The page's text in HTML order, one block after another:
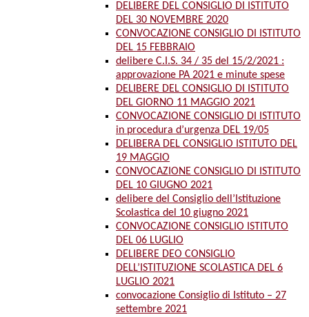
DELIBERE DEL CONSIGLIO DI ISTITUTO
DEL 30 NOVEMBRE 2020
CONVOCAZIONE CONSIGLIO DI ISTITUTO
DEL 15 FEBBRAIO
delibere C.I.S. 34 / 35 del 15/2/2021 :
approvazione PA 2021 e minute spese
DELIBERE DEL CONSIGLIO DI ISTITUTO
DEL GIORNO 11 MAGGIO 2021
CONVOCAZIONE CONSIGLIO DI ISTITUTO
in procedura d’urgenza DEL 19/05
DELIBERA DEL CONSIGLIO ISTITUTO DEL
19 MAGGIO
CONVOCAZIONE CONSIGLIO DI ISTITUTO
DEL 10 GIUGNO 2021
delibere del Consiglio dell’Istituzione
Scolastica del 10 giugno 2021
CONVOCAZIONE CONSIGLIO ISTITUTO
DEL 06 LUGLIO
DELIBERE DEO CONSIGLIO
DELL’ISTITUZIONE SCOLASTICA DEL 6
LUGLIO 2021
convocazione Consiglio di Istituto – 27
settembre 2021